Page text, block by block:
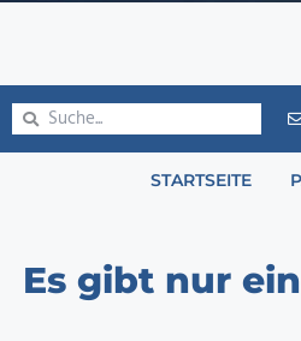
STARTSEITE
Es gibt nur